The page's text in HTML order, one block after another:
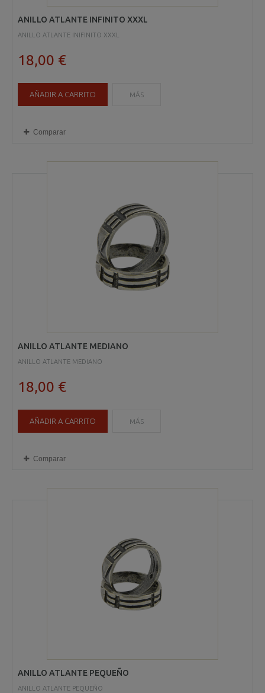
ANILLO ATLANTE INFINITO XXXL
ANILLO ATLANTE INIFINITO XXXL
18,00 €
AÑADIR A CARRITO MÁS
Comparar
ANILLO ATLANTE MEDIANO
ANILLO ATLANTE MEDIANO
18,00 €
AÑADIR A CARRITO MÁS
Comparar
ANILLO ATLANTE PEQUEÑO
ANILLO ATLANTE PEQUEÑO